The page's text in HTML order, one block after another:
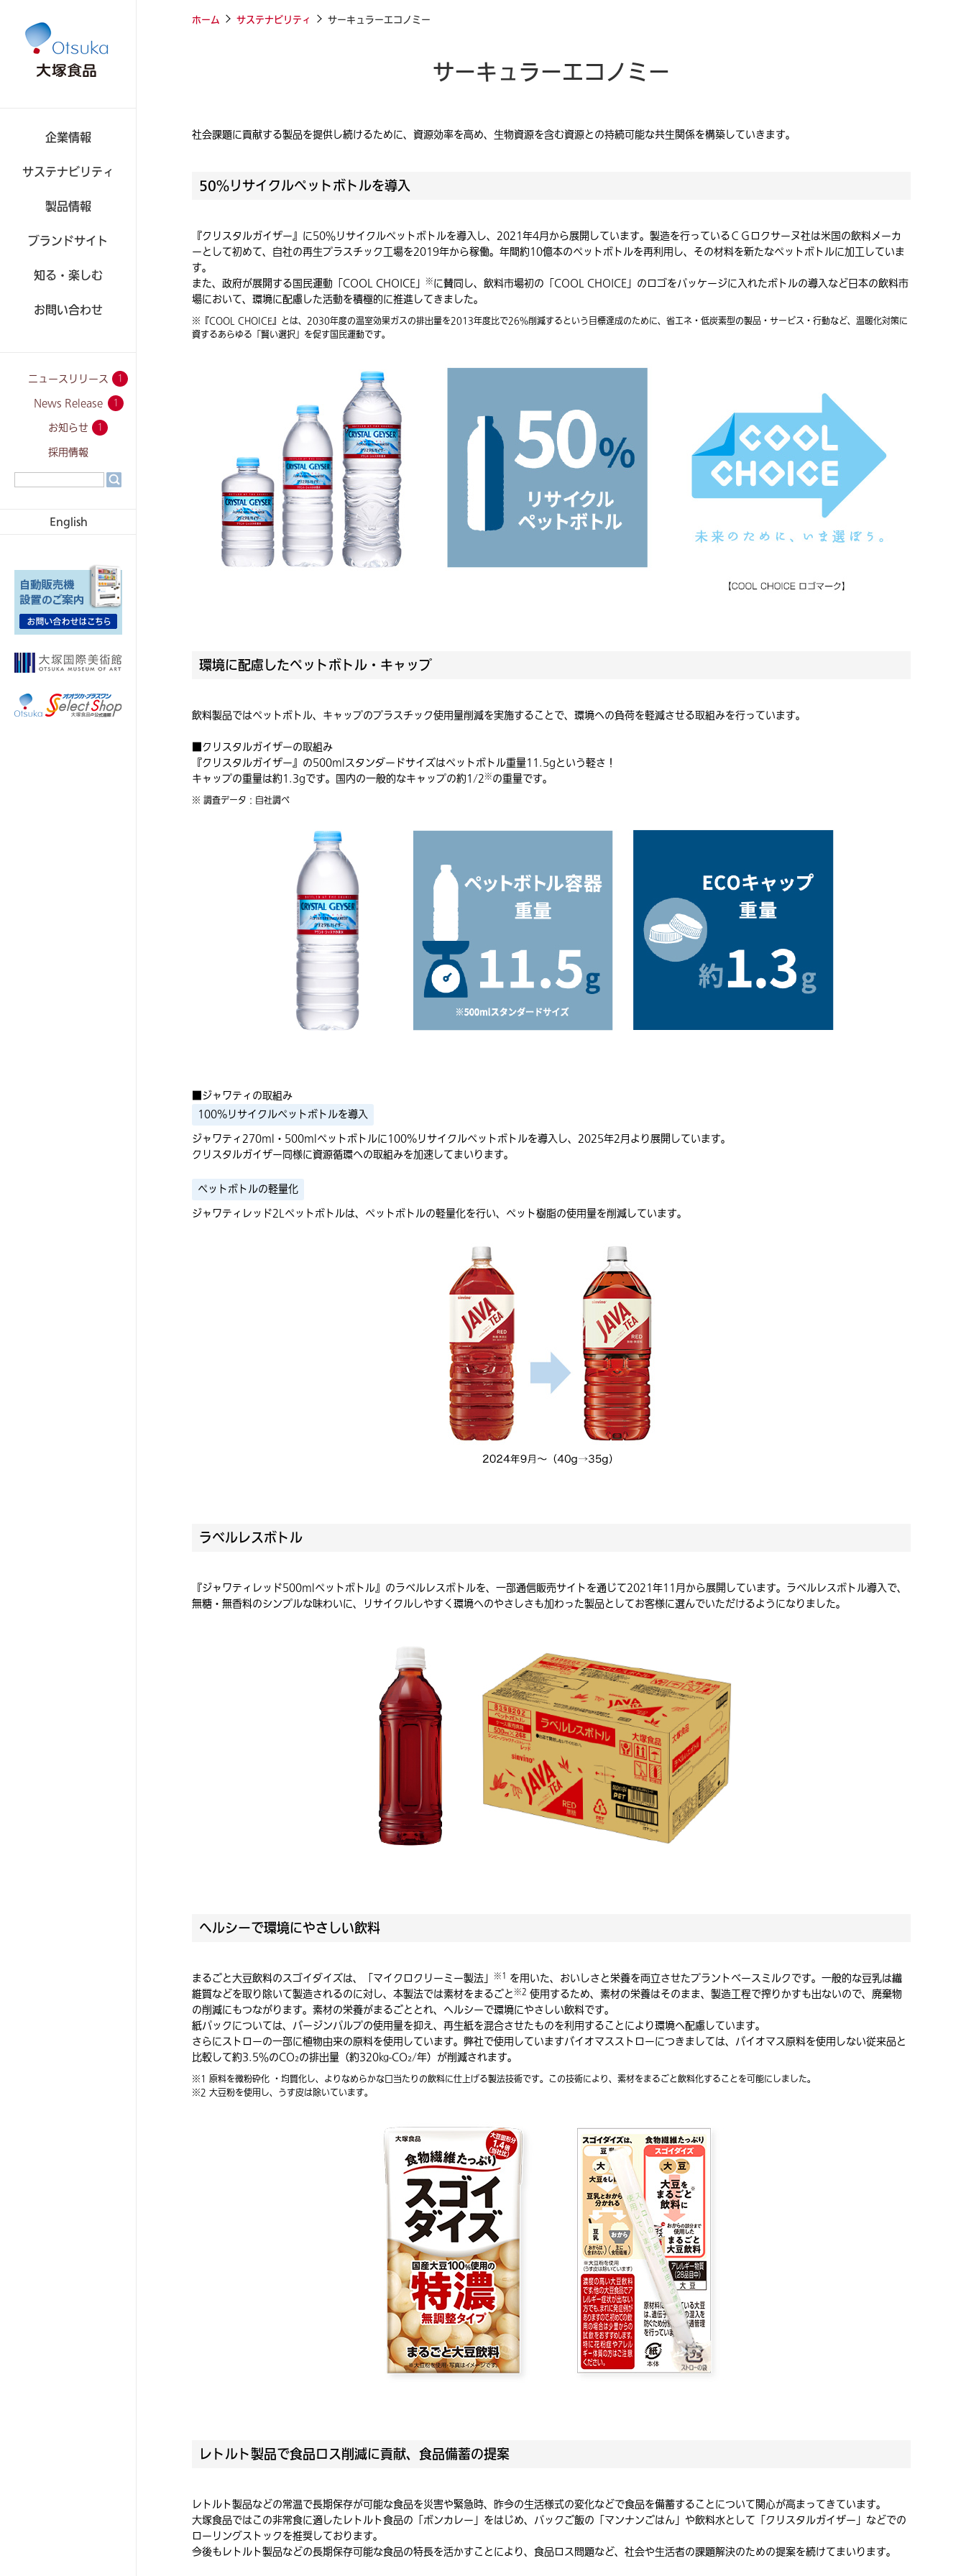
企業情報
サステナビリティ
製品情報
ブランドサイト
知る・楽しむ
お問い合わせ
ニュースリリース 1
News Release 1
お知らせ 1
採用情報
English
業務用
ホーム サステナビリティ サーキュラーエコノミー
サーキュラーエコノミー
社会課題に貢献する製品を提供し続けるために、資源効率を高め、生物資源を含む資源との持続可能な共生関係を構築していきます。
50％リサイクルペットボトルを導入
『クリスタルガイザー』に50％リサイクルペットボトルを導入し、2021年4月から展開しています。製造を行っているＣＧロクサーヌ社は米国の飲料メーカ
ーとして初めて、自社の再生プラスチック工場を2019年から稼働。年間約10億本のペットボトルを再利用し、その材料を新たなペットボトルに加工していま
す。
また、政府が展開する国民運動「COOL CHOICE」 ※に賛同し、飲料市場初の「COOL CHOICE」のロゴをパッケージに入れたボトルの導入など日本の飲料市
場において、環境に配慮した活動を積極的に推進してきました。
※『COOL CHOICE』とは、2030年度の温室効果ガスの排出量を2013年度比で26％削減するという目標達成のために、省エネ・低炭素型の製品・サービス・行動など、温暖化対策に
資するあらゆる「賢い選択」を促す国民運動です。
環境に配慮したペットボトル・キャップ
飲料製品ではペットボトル、キャップのプラスチック使用量削減を実施することで、環境への負荷を軽減させる取組みを行っています。
■クリスタルガイザーの取組み
『クリスタルガイザー』の500mlスタンダードサイズはペットボトル重量11.5gという軽さ！
キャップの重量は約1.3gです。国内の一般的なキャップの約1/2※の重量です。
※ 調査データ：自社調べ
■ジャワティの取組み
100%リサイクルペットボトルを導入
ジャワティ270ml・500mlペットボトルに100%リサイクルペットボトルを導入し、2025年2月より展開しています。
クリスタルガイザー同様に資源循環への取組みを加速してまいります。
ペットボトルの軽量化
ジャワティレッド2Lペットボトルは、ペットボトルの軽量化を行い、ペット樹脂の使用量を削減しています。
ラベルレスボトル
『ジャワティレッド500mlペットボトル』のラベルレスボトルを、一部通信販売サイトを通じて2021年11月から展開しています。ラベルレスボトル導入で、
無糖・無香料のシンプルな味わいに、リサイクルしやすく環境へのやさしさも加わった製品としてお客様に選んでいただけるようになりました。
ヘルシーで環境にやさしい飲料
まるごと大豆飲料のスゴイダイズは、「マイクロクリーミー製法」 ※1 を用いた、おいしさと栄養を両立させたプラントベースミルクです。一般的な豆乳は繊
維質などを取り除いて製造されるのに対し、本製法では素材をまるごと ※2 使用するため、素材の栄養はそのまま、製造工程で搾りかすも出ないので、廃棄物
の削減にもつながります。素材の栄養がまるごととれ、ヘルシーで環境にやさしい飲料です。
紙パックについては、バージンパルプの使用量を抑え、再生紙を混合させたものを利用することにより環境へ配慮しています。
さらにストローの一部に植物由来の原料を使用しています。弊社で使用していますバイオマスストローにつきましては、バイオマス原料を使用しない従来品と
比較して約3.5％のCO₂の排出量（約320㎏-CO₂/年）が削減されます。
※1 原料を微粉砕化 ・均質化し、よりなめらかな口当たりの飲料に仕上げる製法技術です。この技術により、素材をまるごと飲料化することを可能にしました。
※2 大豆粉を使用し、うす皮は除いています。
レトルト製品で食品ロス削減に貢献、食品備蓄の提案
レトルト製品などの常温で長期保存が可能な食品を災害や緊急時、昨今の生活様式の変化などで食品を備蓄することについて関心が高まってきています。
大塚食品ではこの非常食に適したレトルト食品の「ボンカレー」をはじめ、パックご飯の「マンナンごはん」や飲料水として「クリスタルガイザー」などでの
ローリングストックを推奨しております。
今後もレトルト製品などの長期保存可能な食品の特長を活かすことにより、食品ロス問題など、社会や生活者の課題解決のための提案を続けてまいります。